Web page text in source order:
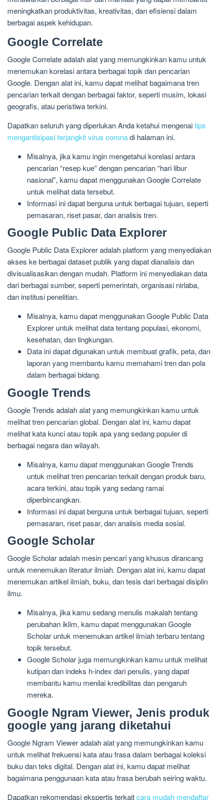
meningkatkan produktivitas, kreativitas, dan efisiensi dalam
berbagai aspek kehidupan.
Google Correlate
Google Correlate adalah alat yang memungkinkan kamu untuk
menemukan korelasi antara berbagai topik dan pencarian
Google. Dengan alat ini, kamu dapat melihat bagaimana tren
pencarian terkait dengan berbagai faktor, seperti musim, lokasi
geografis, atau peristiwa terkini.
Dapatkan seluruh yang diperlukan Anda ketahui mengenaitips
mengantisipasi terjangkit virus coronadi halaman ini.
Misalnya, jika kamu ingin mengetahui korelasi antara
pencarian “resep kue” dengan pencarian “hari libur
nasional”, kamu dapat menggunakan Google Correlate
untuk melihat data tersebut.
Informasi ini dapat berguna untuk berbagai tujuan, seperti
pemasaran, riset pasar, dan analisis tren.
Google Public Data Explorer
Google Public Data Explorer adalah platform yang menyediakan
akses ke berbagai dataset publik yang dapat dianalisis dan
divisualisasikan dengan mudah. Platform ini menyediakan data
dari berbagai sumber, seperti pemerintah, organisasi nirlaba,
dan institusi penelitian.
Misalnya, kamu dapat menggunakan Google Public Data
Explorer untuk melihat data tentang populasi, ekonomi,
kesehatan, dan lingkungan.
Data ini dapat digunakan untuk membuat grafik, peta, dan
laporan yang membantu kamu memahami tren dan pola
dalam berbagai bidang.
Google Trends
Google Trends adalah alat yang memungkinkan kamu untuk
melihat tren pencarian global. Dengan alat ini, kamu dapat
melihat kata kunci atau topik apa yang sedang populer di
berbagai negara dan wilayah.
Misalnya, kamu dapat menggunakan Google Trends
untuk melihat tren pencarian terkait dengan produk baru,
acara terkini, atau topik yang sedang ramai
diperbincangkan.
Informasi ini dapat berguna untuk berbagai tujuan, seperti
pemasaran, riset pasar, dan analisis media sosial.
Google Scholar
Google Scholar adalah mesin pencari yang khusus dirancang
untuk menemukan literatur ilmiah. Dengan alat ini, kamu dapat
menemukan artikel ilmiah, buku, dan tesis dari berbagai disiplin
ilmu.
Misalnya, jika kamu sedang menulis makalah tentang
perubahan iklim, kamu dapat menggunakan Google
Scholar untuk menemukan artikel ilmiah terbaru tentang
topik tersebut.
Google Scholar juga memungkinkan kamu untuk melihat
kutipan dan indeks h-index dari penulis, yang dapat
membantu kamu menilai kredibilitas dan pengaruh
mereka.
Google Ngram Viewer, Jenis produk
google yang jarang diketahui
Google Ngram Viewer adalah alat yang memungkinkan kamu
untuk melihat frekuensi kata atau frasa dalam berbagai koleksi
buku dan teks digital. Dengan alat ini, kamu dapat melihat
bagaimana penggunaan kata atau frasa berubah seiring waktu.
Dapatkan rekomendasi ekspertis terkaitcara mudah mendaftar